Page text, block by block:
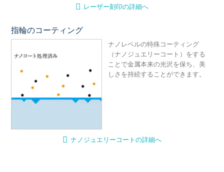
レーザー刻印の詳細へ
指輪のコーティング
ナノレベルの特殊コーティング
（ナノジュエリーコート）をする
ことで金属本来の光沢を保ち、美
しさを持続することができます。
ナノジュエリーコートの詳細へ